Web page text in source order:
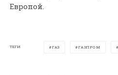
Европой.
ТЕГИ ГАЗ ГАЗПРОМ